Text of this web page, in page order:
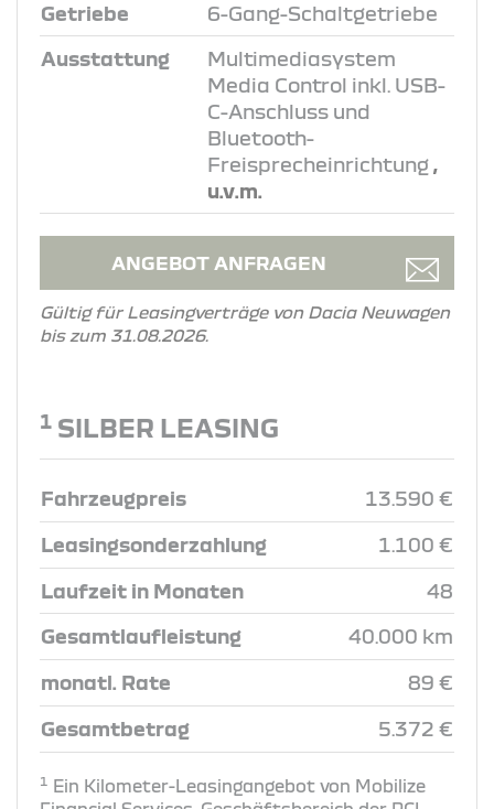
Getriebe 6-Gang-Schaltgetriebe
Ausstattung
Multimediasystem
Media Control inkl. USB-
C-Anschluss und
Bluetooth-
Freisprecheinrichtung ,
u.v.m.
ANGEBOT ANFRAGEN
Gültig für Leasingverträge von Dacia Neuwagen
bis zum 31.08.2026.
1 SILBER LEASING
Fahrzeugpreis 13.590 €
Leasingsonderzahlung 1.100 €
Laufzeit in Monaten 48
Gesamtlaufleistung 40.000 km
monatl. Rate 89 €
Gesamtbetrag 5.372 €
1
Ein Kilometer-Leasingangebot von Mobilize